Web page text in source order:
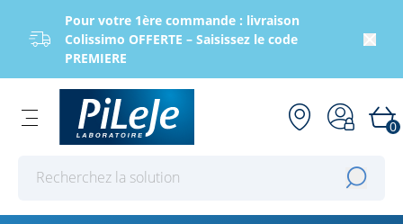
Pour votre 1ère commande : livraison
Colissimo OFFERTE – Saisissez le code
PREMIERE
0